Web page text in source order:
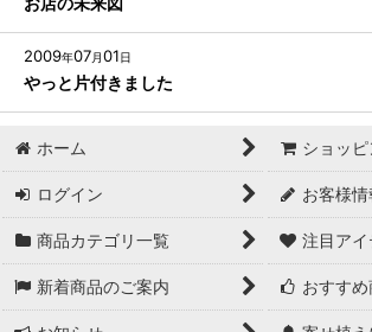
2009年07月01日
やっと片付きました
ホーム ショッピ
ログイン お客様
商品カテゴリ一覧 注目アイ
新着商品のご案内 おすすめ